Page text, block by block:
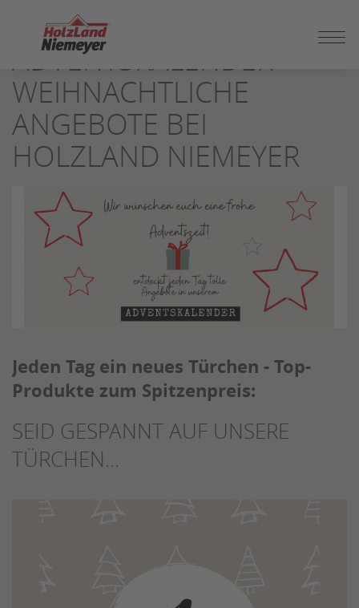
SEITENINHALT
SPRINGEN
ADVENTSKALENDER
WEIHNACHTLICHE
ANGEBOTE BEI
HOLZLAND NIEMEYER
Jeden Tag ein neues Türchen - Top-
Produkte zum Spitzenpreis:
SEID GESPANNT AUF UNSERE
TÜRCHEN...